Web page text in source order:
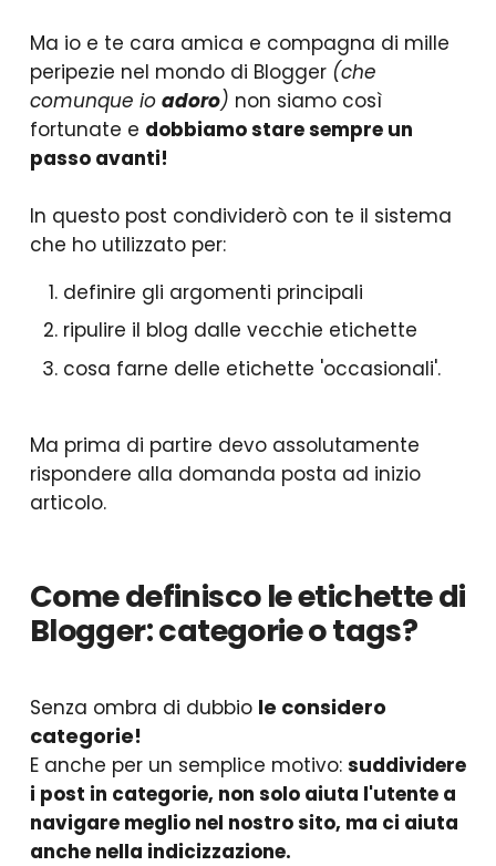
Ma io e te cara amica e compagna di mille
peripezie nel mondo di Blogger (che
comunque io adoro) non siamo così
fortunate e dobbiamo stare sempre un
passo avanti!
In questo post condividerò con te il sistema
che ho utilizzato per:
definire gli argomenti principali
ripulire il blog dalle vecchie etichette
cosa farne delle etichette 'occasionali'.
Ma prima di partire devo assolutamente
rispondere alla domanda posta ad inizio
articolo.
Come definisco le etichette di
Blogger: categorie o tags?
Senza ombra di dubbio le considero
categorie!
E anche per un semplice motivo: suddividere
i post in categorie, non solo aiuta l'utente a
navigare meglio nel nostro sito, ma ci aiuta
anche nella indicizzazione.